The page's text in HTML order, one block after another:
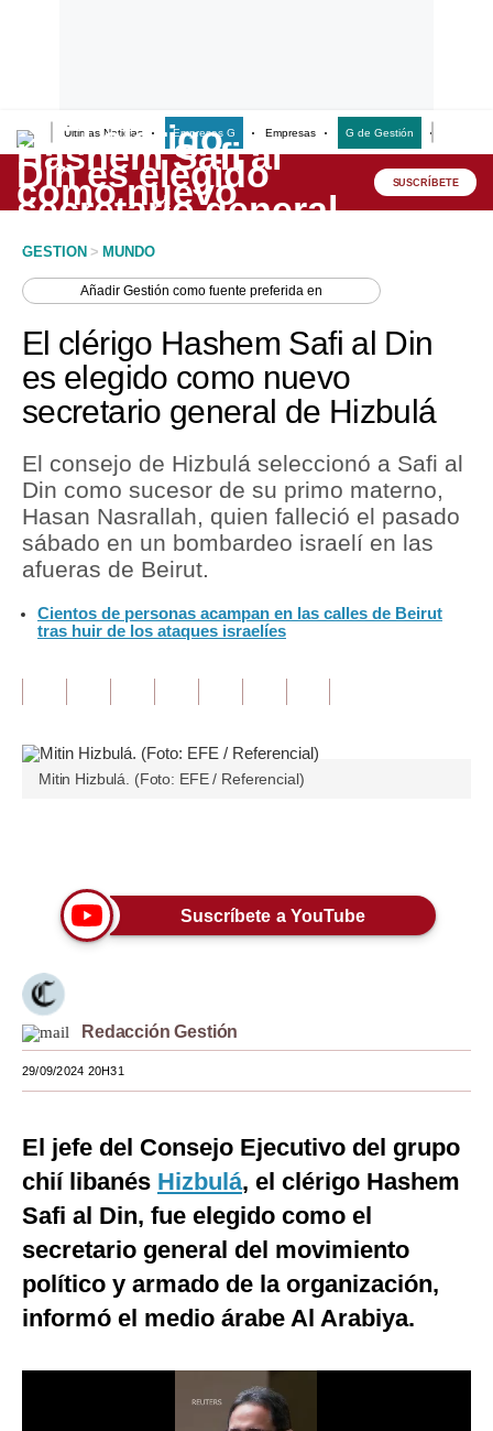
Últimas Noticias Empresas G Empresas G de Gestión
Lo último
Peru Quiosco
Economía
Mercados
Política
Tu Dinero
Finanzas Personales
Inmobiliarias
Opinión
Editorial
Tendencias
Lujo
Viajes
Moda
Estilos
EEUU
México
España
Internacional
Tecnología
Club del Suscriptor
SUSCRÍBETE
GESTION > MUNDO
AñadirGestión como fuente preferida en
El clérigo Hashem Safi al Din
es elegido como nuevo
secretario general de Hizbulá
El consejo de Hizbulá seleccionó a Safi al
Din como sucesor de su primo materno,
Hasan Nasrallah, quien falleció el pasado
sábado en un bombardeo israelí en las
afueras de Beirut.
Cientos de personas acampan en las calles de Beirut
tras huir de los ataques israelíes
Mitin Hizbulá. (Foto: EFE / Referencial)
Suscríbete a YouTube
Redacción Gestión
29/09/2024 20H31
El jefe del Consejo Ejecutivo del grupo
chií libanés Hizbulá, el clérigo Hashem
Safi al Din, fue elegido como el
secretario general del movimiento
político y armado de la organización,
informó el medio árabe Al Arabiya.